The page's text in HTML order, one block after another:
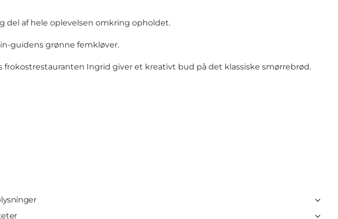
del af hele oplevelsen omkring opholdet.
guidens grønne femkløver.
Ingrid giver et kreativt bud på det klassiske smørrebrød.